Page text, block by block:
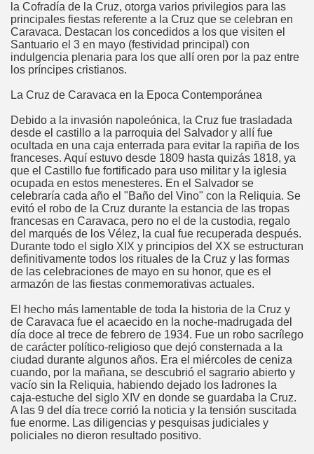
la Cofradía de la Cruz, otorga varios privilegios para las
principales fiestas referente a la Cruz que se celebran en
Caravaca. Destacan los concedidos a los que visiten el
Santuario el 3 en mayo (festividad principal) con
indulgencia plenaria para los que allí oren por la paz entre
los príncipes cristianos.
La Cruz de Caravaca en la Epoca Contemporánea
Debido a la invasión napoleónica, la Cruz fue trasladada
desde el castillo a la parroquia del Salvador y allí fue
ocultada en una caja enterrada para evitar la rapiña de los
franceses. Aquí estuvo desde 1809 hasta quizás 1818, ya
que el Castillo fue fortificado para uso militar y la iglesia
ocupada en estos menesteres. En el Salvador se
celebraría cada año el "Baño del Vino" con la Reliquia. Se
evitó el robo de la Cruz durante la estancia de las tropas
francesas en Caravaca, pero no el de la custodia, regalo
del marqués de los Vélez, la cual fue recuperada después.
Durante todo el siglo XIX y principios del XX se estructuran
definitivamente todos los rituales de la Cruz y las formas
de las celebraciones de mayo en su honor, que es el
armazón de las fiestas conmemorativas actuales.
El hecho más lamentable de toda la historia de la Cruz y
de Caravaca fue el acaecido en la noche-madrugada del
día doce al trece de febrero de 1934. Fue un robo sacrílego
de carácter político-religioso que dejó consternada a la
ciudad durante algunos años. Era el miércoles de ceniza
cuando, por la mañana, se descubrió el sagrario abierto y
vacío sin la Reliquia, habiendo dejado los ladrones la
caja-estuche del siglo XIV en donde se guardaba la Cruz.
A las 9 del día trece corrió la noticia y la tensión suscitada
fue enorme. Las diligencias y pesquisas judiciales y
policiales no dieron resultado positivo.